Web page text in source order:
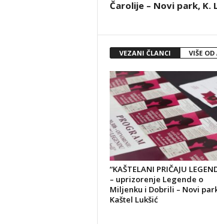
Čarolije – Novi park, K.
VEZANI ČLANCI VIŠE
“KAŠTELANI PRIČAJU
– uprizorenje Legende o
Miljenku i Dobrili – Novi
Kaštel Lukšić